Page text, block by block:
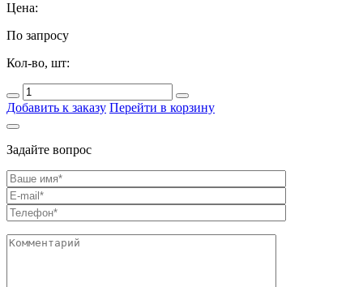
Цена:
По запросу
Кол-во, шт:
Добавить к заказу Перейти в корзину
Задайте вопрос